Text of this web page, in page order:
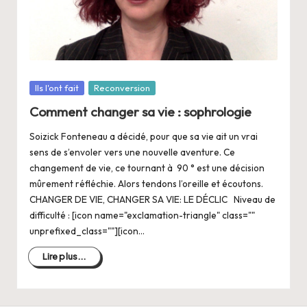
e
r
s
a
V
ie
Posté
Ils l'ont fait Reconversion
Comment changer sa vie : sophrologie
Soizick Fonteneau a décidé, pour que sa vie ait un vrai
sens de s’envoler vers une nouvelle aventure. Ce
changement de vie, ce tournant à 90 ° est une décision
mûrement réfléchie. Alors tendons l’oreille et écoutons.
CHANGER DE VIE, CHANGER SA VIE: LE DÉCLIC Niveau de
difficulté : [icon name="exclamation-triangle" class=""
unprefixed_class=""][icon…
Lire plus...